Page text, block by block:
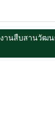
งานสืบสานวัฒน